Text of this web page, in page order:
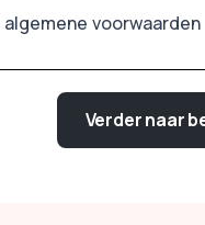
algemene voorwaarden
Verder naar